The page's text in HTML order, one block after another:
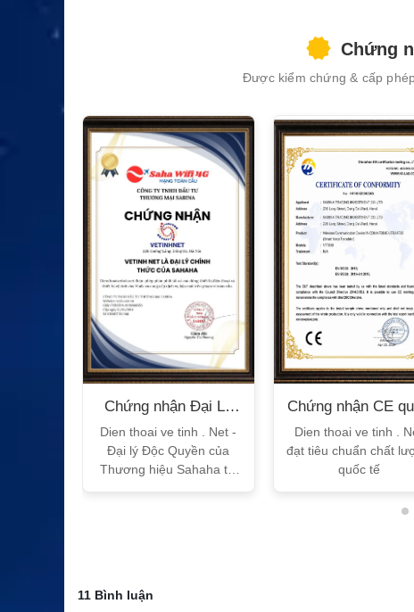
Chứng
Được kiểm chứng & cấp
Chứng nhận Đại Lý
Sahaha
Dien thoai ve tinh . Net -
Đại lý Độc Quyền của
Thương hiệu Sahaha tại
Chứng nhận CE
tế
Dien thoai ve tinh .
đạt tiêu chuẩn chất
quốc tế
11 Bình luận